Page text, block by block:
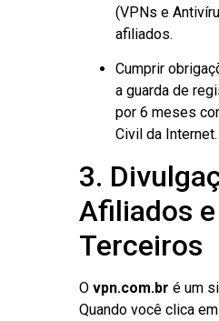
(VPNs e
afiliados.
Cumprir
a guarda de
por 6 meses
Civil da Internet.
3.
Afiliados e
Terceiros
Ovpn.com.br é um
Quando você clica